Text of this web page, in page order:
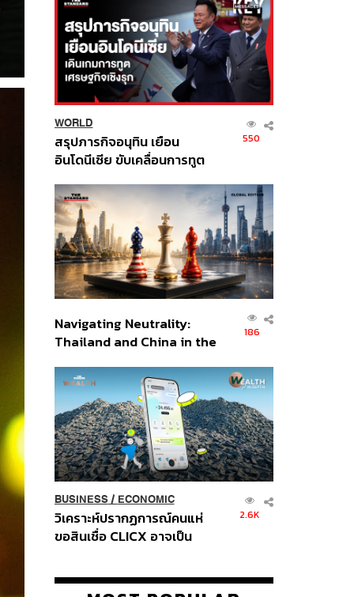
WORLD
สรุปภารกิจอนุทิน เยือน
อินโดนีเซีย ขับเคลื่อนการทูต
ส่วนยุทธศาสตร์ไทย –
อินโดนีเซีย
550
Navigating Neutrality:
Thailand and China in the
Order
186
BUSINESS/ ECONOMIC
วิเคราะห์ปรากฏการณ์คนแห่
ขอสินเชื่อ CLICX อาจเป็น
ปัญหาหนี้ครัวเรือนไทยที่ถูกซุก
2.6K